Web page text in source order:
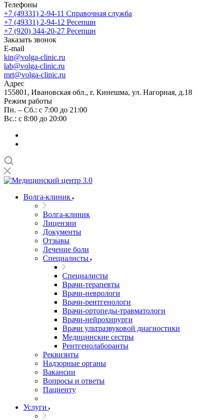
Телефоны
+7 (49331) 2-94-11 Справочная служба
+7 (49331) 2-94-12 Ресепшн
+7 (920) 344-20-27 Ресепшн
Заказать звонок
E-mail
kin@volga-clinic.ru
lab@volga-clinic.ru
mrt@volga-clinic.ru
Адрес
155801, Ивановская обл., г. Кинешма, ул. Нагорная, д.18
Режим работы
Пн. – Сб.: с 7:00 до 21:00
Вс.: с 8:00 до 20:00
Волга-клиник
Волга-клиник
Лицензии
Документы
Отзывы
Лечение боли
Специалисты
Специалисты
Врачи-терапевты
Врачи-неврологи
Врачи-рентгенологи
Врачи-ортопеды-травматологи
Врачи-нейрохирурги
Врачи ультразвуковой диагностики
Медицинские сестры
Рентгенолаборанты
Реквизиты
Надзорные органы
Вакансии
Вопросы и ответы
Пациенту
Услуги